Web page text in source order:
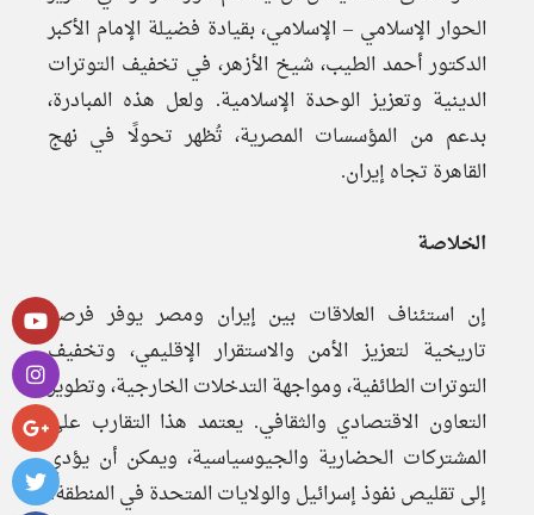
الحوار الإسلامي – الإسلامي، بقيادة فضيلة الإمام الأكبر
الدكتور أحمد الطيب، شيخ الأزهر، في تخفيف التوترات
الدينية وتعزيز الوحدة الإسلامية. ولعل هذه المبادرة،
بدعم من المؤسسات المصرية، تُظهر تحولًا في نهج
القاهرة تجاه إيران.
الخلاصة
إن استئناف العلاقات بين إيران ومصر يوفر فرصة
تاريخية لتعزيز الأمن والاستقرار الإقليمي، وتخفيف
التوترات الطائفية، ومواجهة التدخلات الخارجية، وتطوير
التعاون الاقتصادي والثقافي. يعتمد هذا التقارب على
المشتركات الحضارية والجيوسياسية، ويمكن أن يؤدي
إلى تقليص نفوذ إسرائيل والولايات المتحدة في المنطقة.